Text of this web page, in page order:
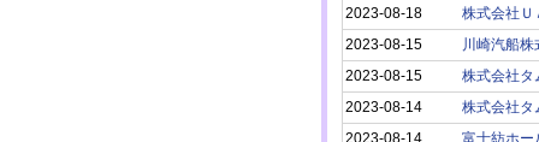
2023-08-18
株式会社Ｕ
2023-08-15
川崎汽船株
2023-08-15
株式会社タ
2023-08-14
株式会社タ
2023-08-14
富士紡ホー